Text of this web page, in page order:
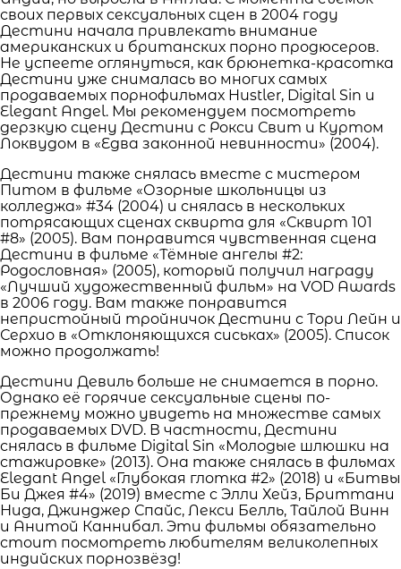
своих первых сексуальных сцен в 2004 году
Дестини начала привлекать внимание
американских и британских порно продюсеров.
Не успеете оглянуться, как брюнетка-красотка
Дестини уже снималась во многих самых
продаваемых порнофильмах Hustler, Digital Sin и
Elegant Angel. Мы рекомендуем посмотреть
дерзкую сцену Дестини с Рокси Свит и Куртом
Локвудом в «Едва законной невинности» (2004).
Дестини также снялась вместе с мистером
Питом в фильме «Озорные школьницы из
колледжа» #34 (2004) и снялась в нескольких
потрясающих сценах сквирта для «Сквирт 101
#8» (2005). Вам понравится чувственная сцена
Дестини в фильме «Тёмные ангелы #2:
Родословная» (2005), который получил награду
«Лучший художественный фильм» на VOD Awards
в 2006 году. Вам также понравится
непристойный тройничок Дестини с Тори Лейн и
Серхио в «Отклоняющихся сиськах» (2005). Список
можно продолжать!
Дестини Девиль больше не снимается в порно.
Однако её горячие сексуальные сцены по-
прежнему можно увидеть на множестве самых
продаваемых DVD. В частности, Дестини
снялась в фильме Digital Sin «Молодые шлюшки на
стажировке» (2013). Она также снялась в фильмах
Elegant Angel «Глубокая глотка #2» (2018) и «Битвы
Би Джея #4» (2019) вместе с Элли Хейз, Бриттани
Нида, Джинджер Спайс, Лекси Белль, Тайлой Винн
и Анитой Каннибал. Эти фильмы обязательно
стоит посмотреть любителям великолепных
индийских порнозвёзд!